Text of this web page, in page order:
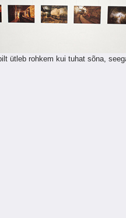
ütleb rohkem kui tuhat sõna,